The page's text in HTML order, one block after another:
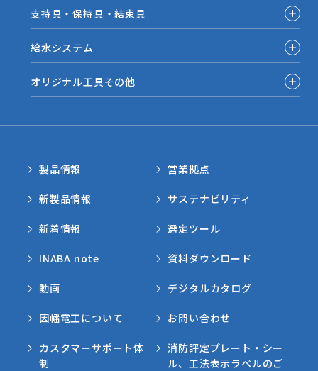
支持具・保持具・結束具
給水システム
オリジナル工具その他
製品情報
新製品情報
新着情報
INABA note
動画
因幡電工について
カスタマーサポート体
制
営業拠点
サステナビリティ
選定ツール
資料ダウンロード
デジタルカタログ
お問い合わせ
消防評定プレート・シー
ル、工法表示ラベルのご